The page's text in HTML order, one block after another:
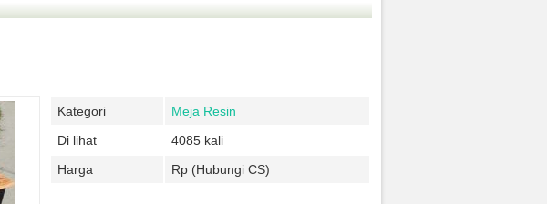
Kategori
Meja Resin
Di lihat
4085 kali
Harga
Rp (Hubungi CS)